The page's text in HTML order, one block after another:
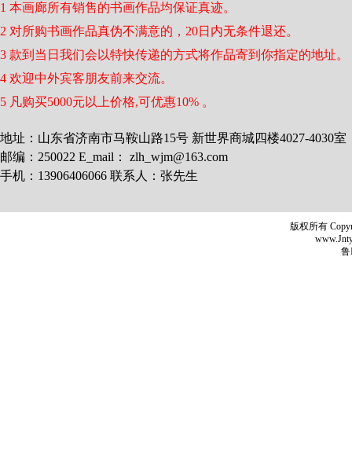
1 本画廊所有销售的书画作品均保证真迹。
2 对所购书画作品真伪不满意的，20日内无条件退还。
3 款到当日我们会以特快传递的方式将作品寄到你指定的地址。
4 欢迎中外宾客朋友前来交流。
5 凡购买5000元以上价格,可优惠10% 。
地址：山东省济南市马鞍山路15号 新世界商城四楼4027-4030室
邮编：250022 E_mail： zlh_wjm@163.com
手机：13906406066 联系人：张先生
版权所有
鲁